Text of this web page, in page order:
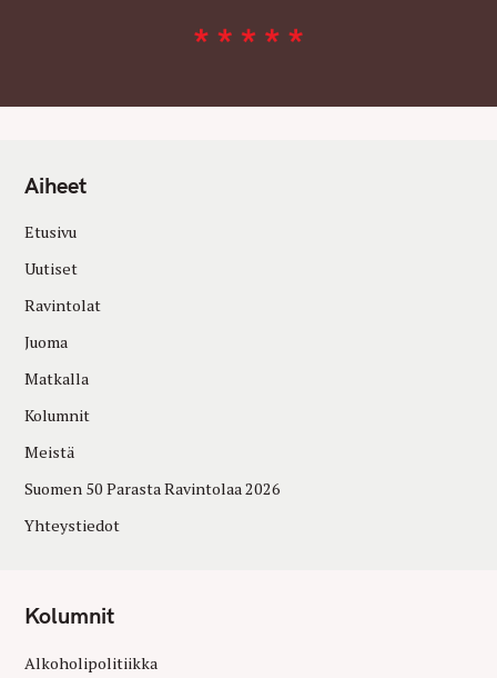
Aiheet
Etusivu
Uutiset
Ravintolat
Juoma
Matkalla
Kolumnit
Meistä
Suomen 50 Parasta Ravintolaa 2026
Yhteystiedot
Kolumnit
Alkoholipolitiikka